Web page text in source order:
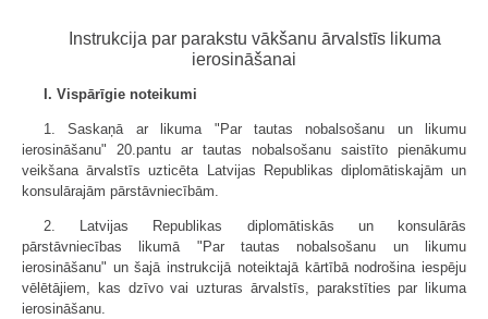
Instrukcija par parakstu vākšanu ārvalstīs likuma
ierosināšanai
I. Vispārīgie noteikumi
1. Saskaņā ar likuma "Par tautas nobalsošanu un likumu
ierosināšanu" 20.pantu ar tautas nobalsošanu saistīto pienākumu
veikšana ārvalstīs uzticēta Latvijas Republikas diplomātiskajām un
konsulārajām pārstāvniecībām.
2. Latvijas Republikas diplomātiskās un konsulārās
pārstāvniecības likumā "Par tautas nobalsošanu un likumu
ierosināšanu" un šajā instrukcijā noteiktajā kārtībā nodrošina iespēju
vēlētājiem, kas dzīvo vai uzturas ārvalstīs, parakstīties par likuma
ierosināšanu.